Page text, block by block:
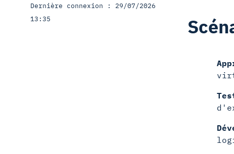
Dernière connexion : 29/07/2026
13:35